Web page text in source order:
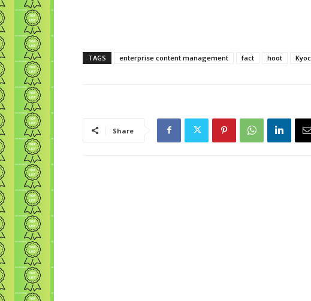
TAGS enterprise content management fact hoot
Share